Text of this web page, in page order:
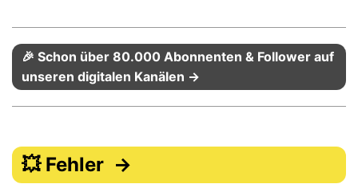
🎉 Schon über 80.000 Abonnenten & Follower auf
unseren digitalen Kanälen →
💥 Fehler →